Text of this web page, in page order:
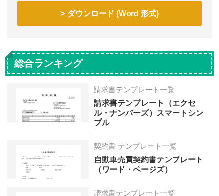
ダウンロード (Word 形式)
総合ランキング
請求書テンプレート一覧
請求書テンプレート（エクセ
ル・ナンバーズ）スマートシン
プル
契約書 テンプレート一覧
自動車売買契約書テンプレート
（ワード・ページズ）
請求書テンプレート一覧